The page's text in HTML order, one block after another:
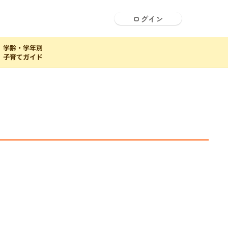
ログイン
学齢・学年別
子育てガイド